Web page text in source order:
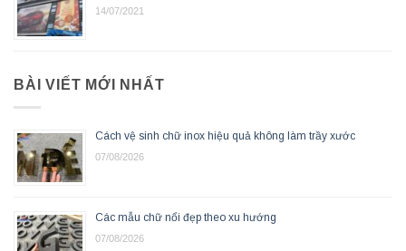
14/07/2021
BÀI VIẾT MỚI NHẤT
Cách vệ sinh chữ inox hiệu quả không làm trầy xước
07/08/2026
Các mẫu chữ nổi đẹp theo xu hướng
07/08/2026